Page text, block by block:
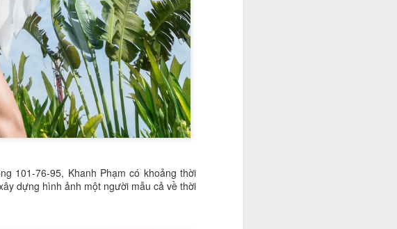
101-76-95, Khanh Phạm có khoảng thời
dựng hình ảnh một người mẫu cả về thời
người" đã
xúc cho
là một
kinh
nghiệm
Việt
hậu Hoàn
làng